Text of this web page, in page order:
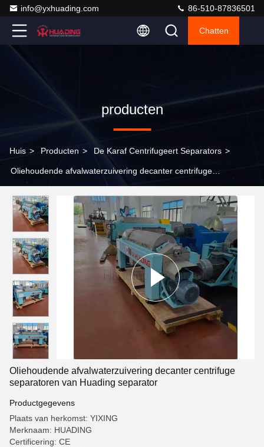
info@yxhuading.com 86-510-87836501
Chatten
producten
Huis > Producten > De Karaf Centrifugeert Separators >
Oliehoudende afvalwaterzuivering decanter centrifuge
Oliehoudende afvalwaterzuivering decanter centrifuge
separatoren van Huading separator
Productgegevens
Plaats van herkomst: YIXING
Merknaam: HUADING
Certificering: CE